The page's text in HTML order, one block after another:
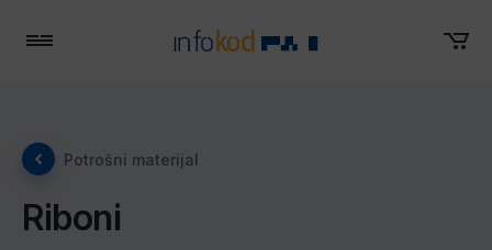
Potrošni materijal
Riboni